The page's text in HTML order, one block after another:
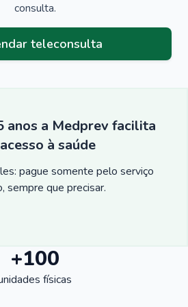
consulta.
teleconsulta
anos a Medprev facilita
à saúde
pague somente pelo serviço
sempre que precisar.
+100
físicas